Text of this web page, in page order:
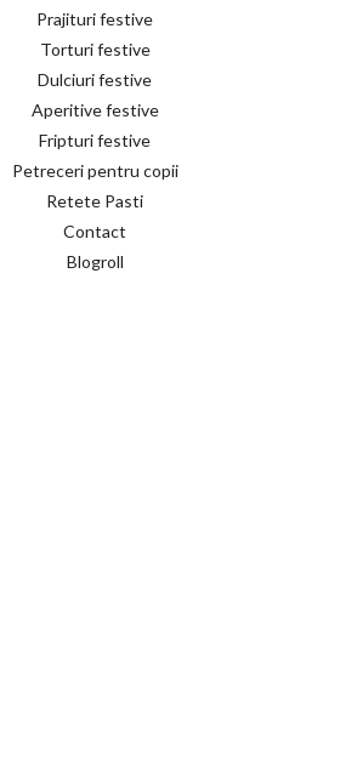
Prajituri festive
Torturi festive
Dulciuri festive
Aperitive festive
Fripturi festive
Petreceri pentru copii
Retete Pasti
Contact
Blogroll